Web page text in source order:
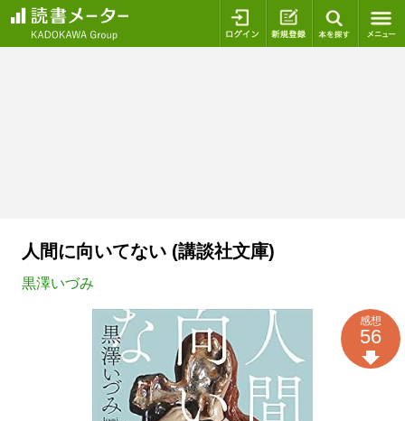
ログイン 新規登録
人間に向いてない (講談社文庫)
黒澤いづみ
感想
56